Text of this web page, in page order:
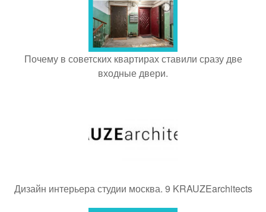
Почему в советских квартирах ставили сразу две
входные двери.
Дизайн интерьера студии москва. 9 KRAUZEarchitects